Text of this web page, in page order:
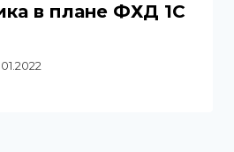
в плане ФХД 1С